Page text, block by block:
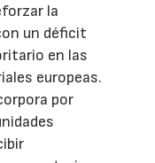
la
un déficit
en las
europeas.
por